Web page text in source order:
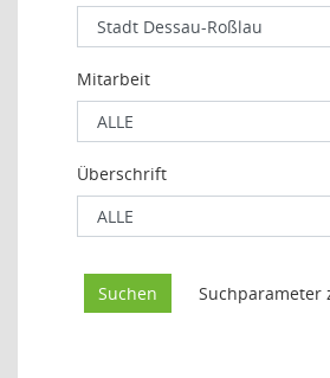
Mitarbeit
Überschrift